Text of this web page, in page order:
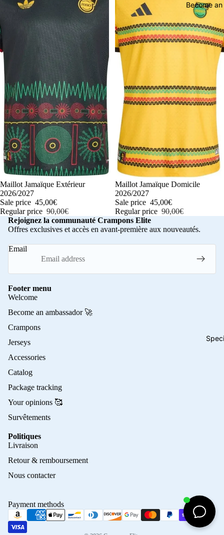
Become
-50%
Maillot Jamaïque Extérieur
2026/2027
Sale price 45,00€
Regular price 90,00€
-50%
Maillot Jamaïque Domicile
2026/2027
Sale price 45,00€
Regular price 90,00€
Rejoignez la communauté Crampons Elite
Offres exclusives et accès en avant-première aux nouveautés.
Email
Footer menu
Welcome
Become an ambassador 🚀
Crampons
Jerseys
Accessories
Catalog
Package tracking
Your opinions 🥰
Survêtements
Politiques
Livraison
Retour & remboursement
Nous contacter
Payment methods
Terms of sale